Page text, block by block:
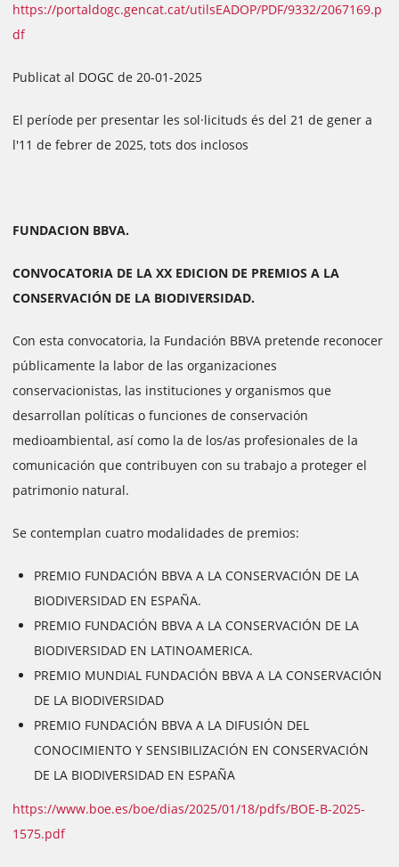
https://portaldogc.gencat.cat/utilsEADOP/PDF/9332/2067169.p
df
Publicat al DOGC de 20-01-2025
El període per presentar les sol·licituds és del 21 de gener a
l'11 de febrer de 2025, tots dos inclosos
FUNDACION BBVA.
CONVOCATORIA DE LA XX EDICION DE PREMIOS A LA
CONSERVACIÓN DE LA BIODIVERSIDAD.
Con esta convocatoria, la Fundación BBVA pretende reconocer
públicamente la labor de las organizaciones
conservacionistas, las instituciones y organismos que
desarrollan políticas o funciones de conservación
medioambiental, así como la de los/as profesionales de la
comunicación que contribuyen con su trabajo a proteger el
patrimonio natural.
Se contemplan cuatro modalidades de premios:
PREMIO FUNDACIÓN BBVA A LA CONSERVACIÓN DE LA
BIODIVERSIDAD EN ESPAÑA.
PREMIO FUNDACIÓN BBVA A LA CONSERVACIÓN DE LA
BIODIVERSIDAD EN LATINOAMERICA.
PREMIO MUNDIAL FUNDACIÓN BBVA A LA CONSERVACIÓN
DE LA BIODIVERSIDAD
PREMIO FUNDACIÓN BBVA A LA DIFUSIÓN DEL
CONOCIMIENTO Y SENSIBILIZACIÓN EN CONSERVACIÓN
DE LA BIODIVERSIDAD EN ESPAÑA
https://www.boe.es/boe/dias/2025/01/18/pdfs/BOE-B-2025-
1575.pdf